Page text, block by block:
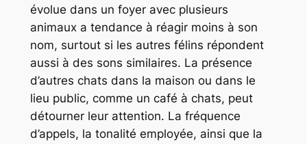
évolue dans un foyer avec plusieurs
animaux a tendance à réagir moins à son
nom, surtout si les autres félins répondent
aussi à des sons similaires. La présence
d’autres chats dans la maison ou dans le
lieu public, comme un café à chats, peut
détourner leur attention. La fréquence
d’appels, la tonalité employée, ainsi que la